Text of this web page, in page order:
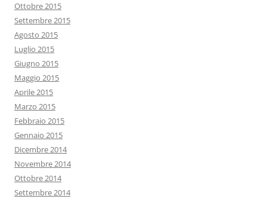
Ottobre 2015
Settembre 2015
Agosto 2015
Luglio 2015
Giugno 2015
Maggio 2015
Aprile 2015
Marzo 2015
Febbraio 2015
Gennaio 2015
Dicembre 2014
Novembre 2014
Ottobre 2014
Settembre 2014